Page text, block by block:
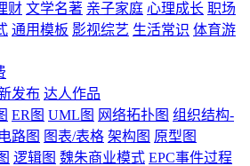
财 文学名著 亲子家庭 心理成长 职场
通用模板 影视综艺 生活常识 体育游
发布 达人作品
ER图 UML图 网络拓扑图 组织结构-
电路图 图表/表格 架构图 原型图
逻辑图 魏朱商业模式 EPC事件过程